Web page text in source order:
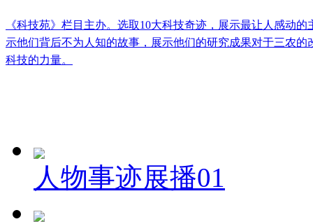
《科技苑》栏目主办。选取10大科技奇迹，展示最让人感动
示他们背后不为人知的故事，展示他们的研究成果对于三农
科技的力量。
人物事迹展播01